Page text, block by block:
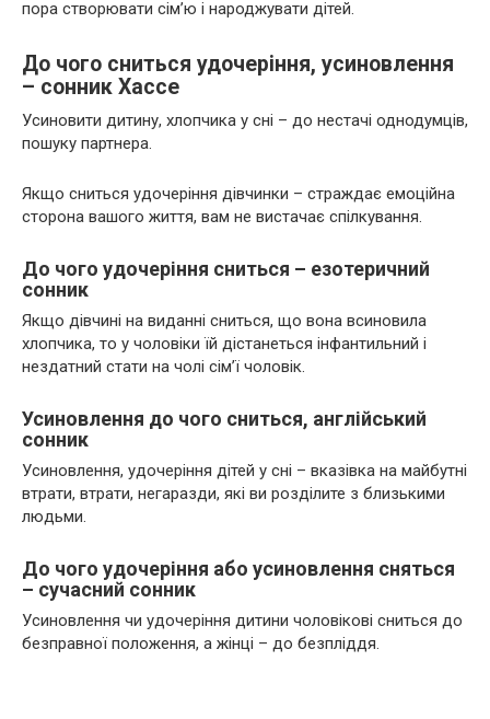
пора створювати сім’ю і народжувати дітей.
До чого сниться удочеріння, усиновлення
– сонник Хассе
Усиновити дитину, хлопчика у сні – до нестачі однодумців,
пошуку партнера.
Якщо сниться удочеріння дівчинки – страждає емоційна
сторона вашого життя, вам не вистачає спілкування.
До чого удочеріння сниться – езотеричний
сонник
Якщо дівчині на виданні сниться, що вона всиновила
хлопчика, то у чоловіки їй дістанеться інфантильний і
нездатний стати на чолі сім’ї чоловік.
Усиновлення до чого сниться, англійський
сонник
Усиновлення, удочеріння дітей у сні – вказівка на майбутні
втрати, втрати, негаразди, які ви розділите з близькими
людьми.
До чого удочеріння або усиновлення сняться
– сучасний сонник
Усиновлення чи удочеріння дитини чоловікові сниться до
безправної положення, а жінці – до безпліддя.